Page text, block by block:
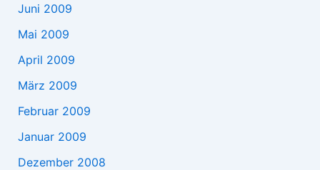
Juni 2009
Mai 2009
April 2009
März 2009
Februar 2009
Januar 2009
Dezember 2008